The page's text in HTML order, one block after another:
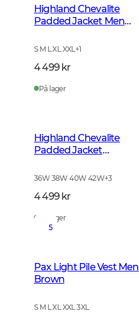
Highland Chevalite
Padded Jacket Men
S M L XL XXL+1
4 499 kr
På lager
Highland Chevalite
Padded Jacket
Green
36W 38W 40W 42W+3
4 499 kr
På lager
5
Pax Light Pile Vest Men
Brown
S M L XL XXL 3XL